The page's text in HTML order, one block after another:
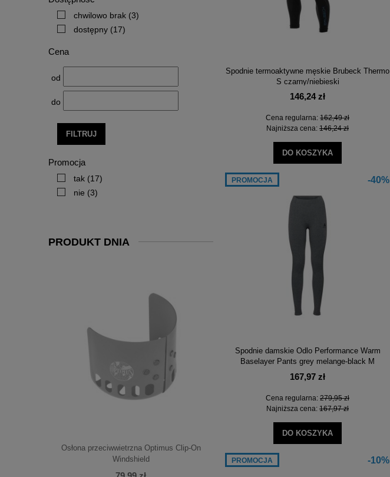
chwilowo brak (3)
dostępny (17)
Cena
od
do
FILTRUJ
Promocja
tak (17)
nie (3)
PRODUKT DNIA
Osłona przeciwwietrzna Optimus Clip-On
Windshield
Spodnie termoaktywne męskie Brubeck Thermo
S czarny/niebieski
146,24 zł
Cena regularna: 162,49 zł
Najniższa cena: 146,24 zł
DO KOSZYKA
-40%
Spodnie damskie Odlo Performance Warm
Baselayer Pants grey melange-black M
167,97 zł
Cena regularna: 279,95 zł
Najniższa cena: 167,97 zł
DO KOSZYKA
PROMOCJA
-10%
PROMOCJA